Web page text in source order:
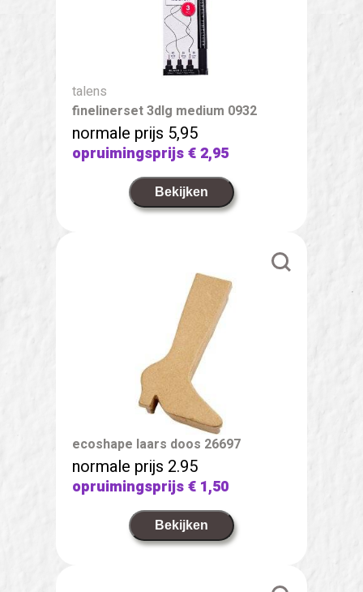
talens
finelinerset 3dlg medium 0932
normale prijs 5,95
opruimingsprijs€ 2,95
Bekijken
ecoshape laars doos 26697
normale prijs 2.95
opruimingsprijs€ 1,50
Bekijken